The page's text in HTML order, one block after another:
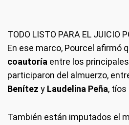
TODO LISTO PARA EL JUICIO
En ese marco, Pourcel afirmó
coautoría entre los
participaron del almuerzo,
Benítez y Laudelina Peña, tíos
También están imputados el